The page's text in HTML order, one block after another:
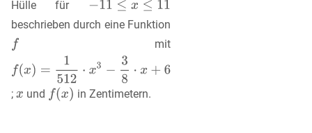
Hülle für
beschrieben durch eine Funktion
mit
; und in Zentimetern.